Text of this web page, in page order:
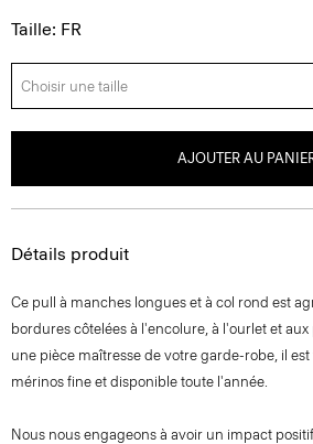
Taille: FR
Choisir une taille
AJOUTER AU
Détails produit
Ce pull à manches longues et à col rond est
bordures côtelées à l'encolure, à l'ourlet et
une pièce maîtresse de votre garde-robe, il
mérinos fine et disponible toute l'année.
Nous nous engageons à avoir un impact